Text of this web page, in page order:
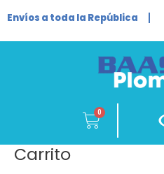
Envíos a toda la República
Cart
Carrito